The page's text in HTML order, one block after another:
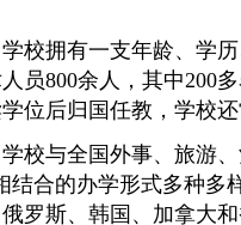
拥有一支年龄、学历
员800余人，其中200
位后归国任教，学校
与全国外事、旅游、
结合的办学形式多种多
罗斯、韩国、加拿大